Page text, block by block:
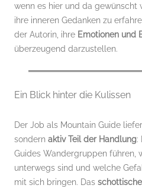
wenn es hier und da gewünscht
ihre inneren Gedanken zu
der Autorin, ihre Emotionen und
überzeugend darzustellen.
Ein Blick hinter die Kulissen
Der Job als Mountain Guide
sondern aktiv Teil der Handlung:
Guides Wandergruppen führen,
unterwegs sind und welche
mit sich bringen. Das